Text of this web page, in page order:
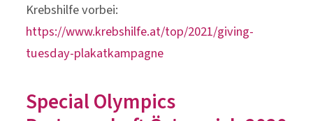
Krebshilfe vorbei:
https://www.krebshilfe.at/top/2021/giving-
tuesday-plakatkampagne
Special Olympics